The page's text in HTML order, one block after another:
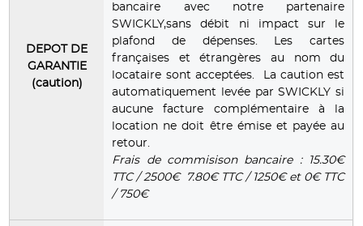
DEPOT DE
GARANTIE
(caution)
bancaire avec notre partenaire
SWICKLY,sans débit ni impact sur le
plafond de dépenses. Les cartes
françaises et étrangères au nom du
locataire sont acceptées. La caution est
automatiquement levée par SWICKLY si
aucune facture complémentaire à la
location ne doit être émise et payée au
retour.
Frais de commisison bancaire : 15.30€
TTC / 2500€ 7.80€ TTC / 1250€ et 0€ TTC
/ 750€